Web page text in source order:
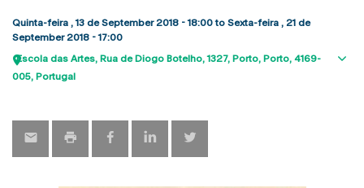
Quinta-feira , 13 de September 2018 - 18:00to Sexta-feira , 21 de
September 2018 - 17:00
Escola das Artes Rua de Diogo Botelho, 1327 Porto Porto 4169-
005 Portugal